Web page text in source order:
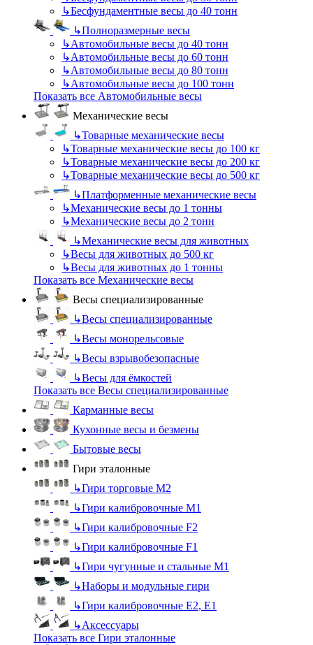
↳Бесфундаментные весы до 40 тонн
↳Полноразмерные весы
↳Автомобильные весы до 40 тонн
↳Автомобильные весы до 60 тонн
↳Автомобильные весы до 80 тонн
↳Автомобильные весы до 100 тонн
Показать все Автомобильные весы
Механические весы
↳Товарные механические весы
↳Товарные механические весы до 100 кг
↳Товарные механические весы до 200 кг
↳Товарные механические весы до 500 кг
↳Платформенные механические весы
↳Механические весы до 1 тонны
↳Механические весы до 2 тонн
↳Механические весы для животных
↳Весы для животных до 500 кг
↳Весы для животных до 1 тонны
Показать все Механические весы
Весы специализированные
↳Весы специализированные
↳Весы монорельсовые
↳Весы взрывобезопасные
↳Весы для ёмкостей
Показать все Весы специализированные
Карманные весы
Кухонные весы и безмены
Бытовые весы
Гири эталонные
↳Гири торговые М2
↳Гири калибровочные М1
↳Гири калибровочные F2
↳Гири калибровочные F1
↳Гири чугунные и стальные М1
↳Наборы и модульные гири
↳Гири калибровочные E2, Е1
↳Аксессуары
Показать все Гири эталонные